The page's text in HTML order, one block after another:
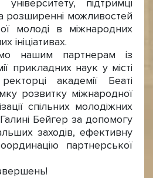
університету, підтримці
розширенні можливостей
молоді в міжнародних
ініціативах.
нашим партнерам із
прикладних наук у місті
академії Беаті
розвитку міжнародної
спільних молодіжних
Бейгер за допомогу
заходів, ефективну
партнерської